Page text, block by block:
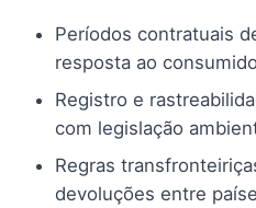
Períodos contratuais
resposta ao
Registro e
com legislação
Regras
devoluções entre